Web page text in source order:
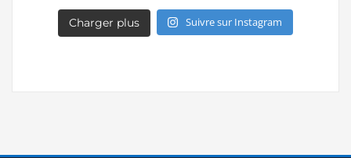
Charger plus Suivre sur Instagram